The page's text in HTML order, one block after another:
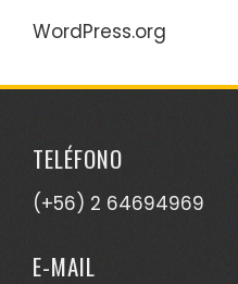
WordPress.org
TELÉFONO
(+56) 2 64694969
E-MAIL